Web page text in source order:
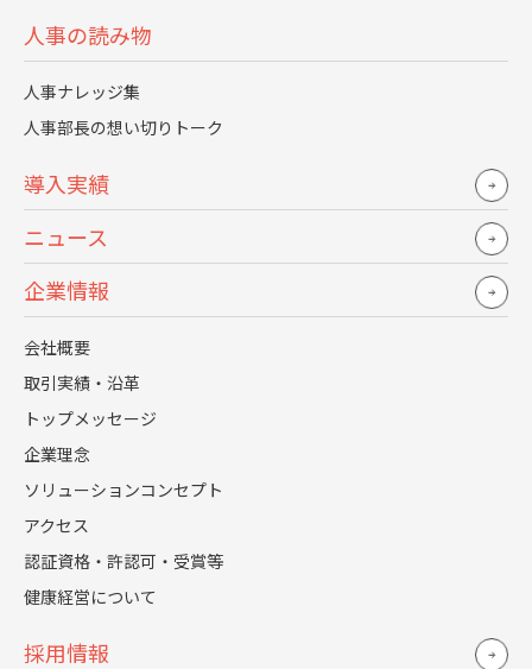
人事の読み物
人事ナレッジ集
人事部長の想い切りトーク
導入実績
ニュース
企業情報
会社概要
取引実績・沿革
トップメッセージ
企業理念
ソリューションコンセプト
アクセス
認証資格・許認可・受賞等
健康経営について
採用情報
ういったものがすでにできていますか？
創業7年目ですので、今作っている最中です
ね。社員の約半分が入社1年未満というとこ
ろで、それぞれが結構いろいろな経験を持
って集まってきています。そういう意味で
「この会社はこうでなければならない」と
いう部分は薄いと思います。ただ一方で、創
業してすぐミッション・バリューというも
います。バリューの浸透度が高くて、それは
素晴らしいですよ。
それは創業者の山田進太郎さんはじめ経営
取締役の小泉が前職のmixi時代の経験か